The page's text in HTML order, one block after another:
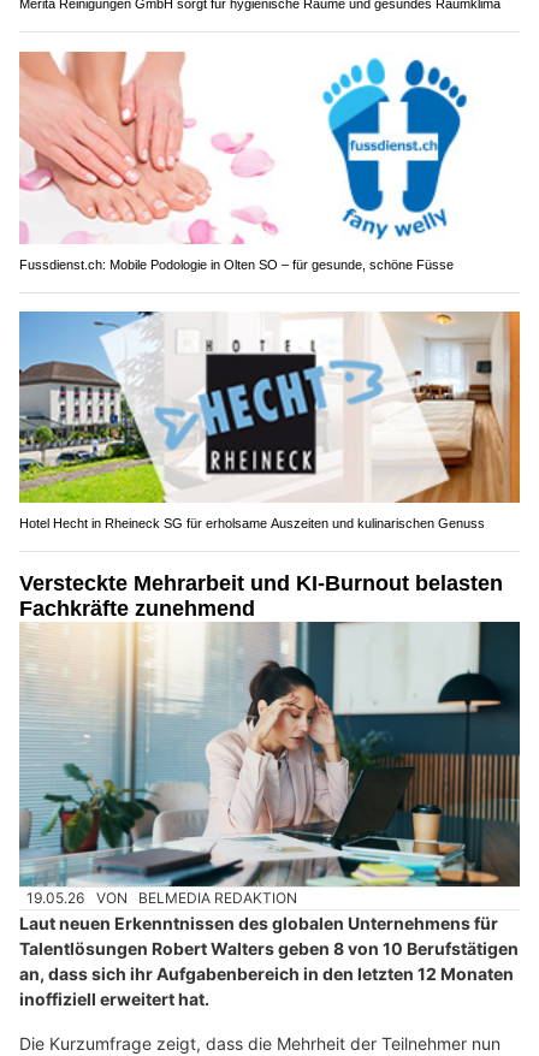
Merita Reinigungen GmbH sorgt für hygienische Räume und gesundes Raumklima
Fussdienst.ch: Mobile Podologie in Olten SO – für gesunde, schöne Füsse
Hotel Hecht in Rheineck SG für erholsame Auszeiten und kulinarischen Genuss
Versteckte Mehrarbeit und KI-Burnout belasten
Fachkräfte zunehmend
19.05.26 VON BELMEDIA REDAKTION
Laut neuen Erkenntnissen des globalen Unternehmens für
Talentlösungen Robert Walters geben 8 von 10 Berufstätigen
an, dass sich ihr Aufgabenbereich in den letzten 12 Monaten
inoffiziell erweitert hat.
Die Kurzumfrage zeigt, dass die Mehrheit der Teilnehmer nun